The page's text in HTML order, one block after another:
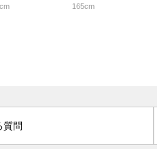
165cm
質問